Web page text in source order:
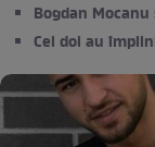
Bogdan
Cei doi au